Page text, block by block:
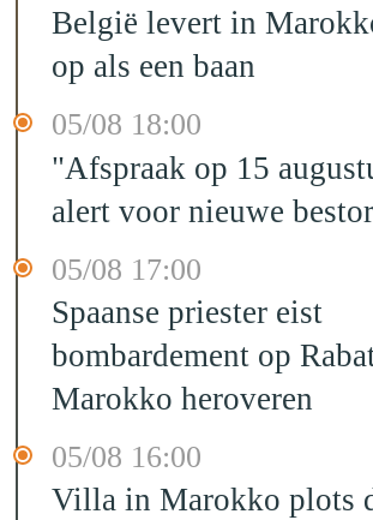
België levert in
op als een baan
05/08 18:00
"Afspraak op 15
alert voor nieuwe
05/08 17:00
Spaanse priester eist
bombardement op
Marokko heroveren
05/08 16:00
Villa in Marokko plots